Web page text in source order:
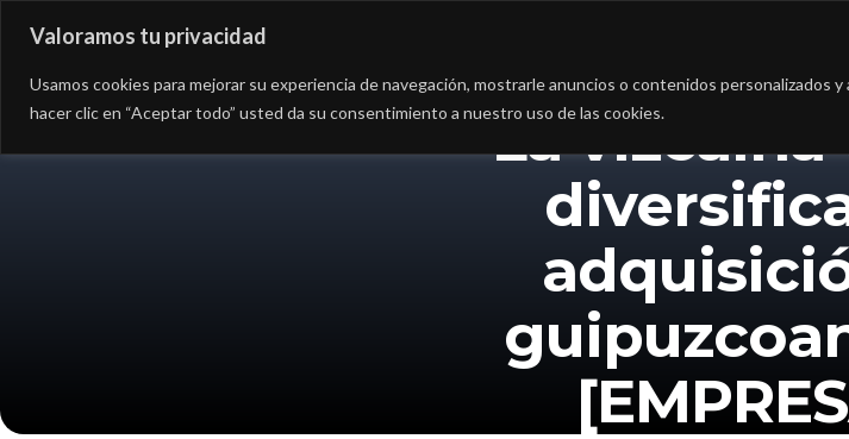
Valoramos tu privacidad
Usamos cookies para mejorar su experiencia de navegación, mostrarle anuncios o contenidos personalizados
hacer clic en “Aceptar todo” usted da su consentimiento a nuestro uso de las cookies.
La vizcaína